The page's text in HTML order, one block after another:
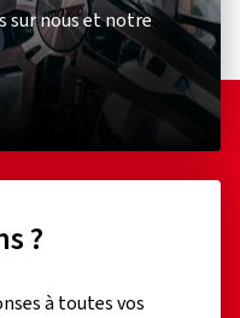
sur nous et notre
?
à toutes vos